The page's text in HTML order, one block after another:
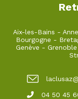
Aix-les-Bains -
Bourgogne -
Genève - Grenoble
04 50 45